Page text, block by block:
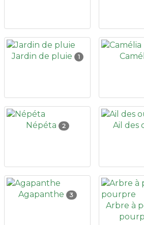
Jardin de pluie 1
Népéta 2 Ail des
Agapanthe 3
Arbre à